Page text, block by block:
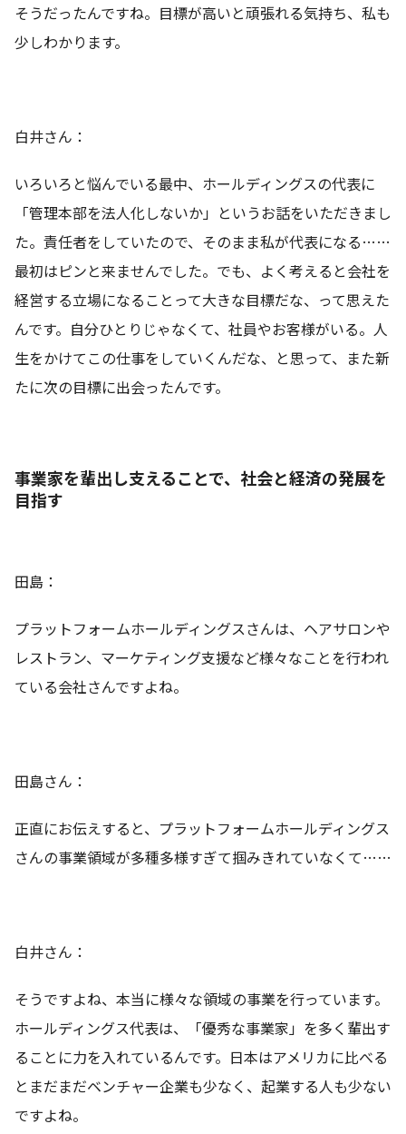
そうだったんですね。目標が高いと頑張れる気持ち、私も
少しわかります。
白井さん：
いろいろと悩んでいる最中、ホールディングスの代表に
「管理本部を法人化しないか」というお話をいただきまし
た。責任者をしていたので、そのまま私が代表になる……
最初はピンと来ませんでした。でも、よく考えると会社を
経営する立場になることって大きな目標だな、って思えた
んです。自分ひとりじゃなくて、社員やお客様がいる。人
生をかけてこの仕事をしていくんだな、と思って、また新
たに次の目標に出会ったんです。
事業家を輩出し支えることで、社会と経済の発展を
目指す
田島：
プラットフォームホールディングスさんは、ヘアサロンや
レストラン、マーケティング支援など様々なことを行われ
ている会社さんですよね。
田島さん：
正直にお伝えすると、プラットフォームホールディングス
さんの事業領域が多種多様すぎて掴みきれていなくて……
白井さん：
そうですよね、本当に様々な領域の事業を行っています。
ホールディングス代表は、「優秀な事業家」を多く輩出す
ることに力を入れているんです。日本はアメリカに比べる
とまだまだベンチャー企業も少なく、起業する人も少ない
ですよね。